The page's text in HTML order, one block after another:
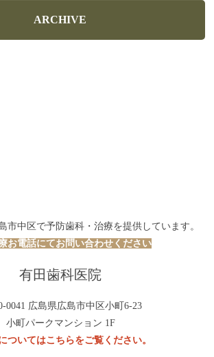
ARCHIVE
市中区で予防歯科・治療を提供しています。
お電話にてお問い合わせください
有田歯科医院
0041 広島県広島市中区小町6-23
小町パークマンション 1F
ついてはこちらをご覧ください。